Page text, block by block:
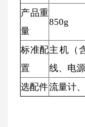
产品重
量
850g
标准配
置
主机（
线、电
选配件流量计